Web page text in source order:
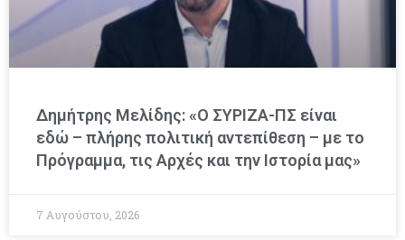
Δημήτρης Μελίδης: «Ο ΣΥΡΙΖΑ-ΠΣ είναι
εδώ – πλήρης πολιτική αντεπίθεση – με το
Πρόγραμμα, τις Αρχές και την Ιστορία μας»
7 Αυγούστου, 2026